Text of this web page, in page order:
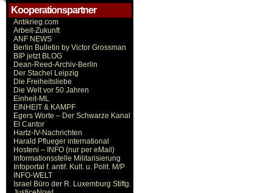
Kooperationspartner
Antikrieg.com
Arbeit-Zukunft
ANF NEWS
Berlin Bulletin by Victor Grossman
BIP jetzt BLOG
Dean-Reed-Archiv-Berlin
Der Stachel Leipzig
Die Freiheitsliebe
Die Welt vor 50 Jahren
Einheit-ML
EINHEIT & KAMPF
Egers Worte – Der Schwarze Kanal
El Cantor
Hartz-IV-Nachrichten
Harald Pflueger international
Hosteni – INFO (nur per eMail)
Informationsstelle Militarisierung
Infoportal f. antif. Kult. u. Polit. M/P
INFO-WELT
Israel Büro der R. Luxemburg Stiftg.